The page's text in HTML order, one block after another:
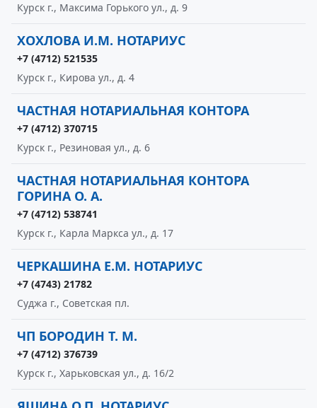
Курск г., Максима Горького ул., д. 9
ХОХЛОВА И.М. НОТАРИУС
+7 (4712) 521535
Курск г., Кирова ул., д. 4
ЧАСТНАЯ НОТАРИАЛЬНАЯ КОНТОРА
+7 (4712) 370715
Курск г., Резиновая ул., д. 6
ЧАСТНАЯ НОТАРИАЛЬНАЯ КОНТОРА
ГОРИНА О. А.
+7 (4712) 538741
Курск г., Карла Маркса ул., д. 17
ЧЕРКАШИНА Е.М. НОТАРИУС
+7 (4743) 21782
Суджа г., Советская пл.
ЧП БОРОДИН Т. М.
+7 (4712) 376739
Курск г., Харьковская ул., д. 16/2